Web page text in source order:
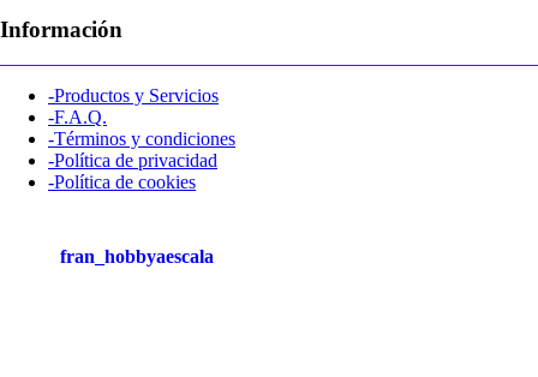
Información
-Productos y Servicios
-F.A.Q.
-Términos y condiciones
-Política de privacidad
-Política de cookies
fran_hobbyaescala